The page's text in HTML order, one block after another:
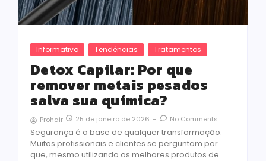
Informativo Tendências Tratamentos
Detox Capilar: Por que
remover metais pesados
salva sua química?
Prohair 25 de janeiro de 2026 - No Comments
Segurança é a base de qualquer transformação.
Muitos profissionais e clientes se perguntam por
que, mesmo utilizando os melhores produtos de